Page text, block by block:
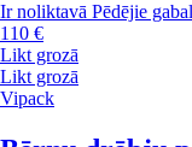
Ir noliktavā Pēdējie
110 €
Likt grozā
Likt grozā
Vipack